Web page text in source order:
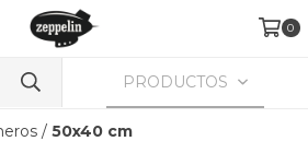
0
PRODUCTOS
/ 50x40 cm